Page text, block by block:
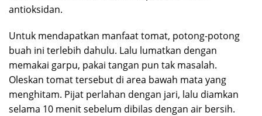
antioksidan.
Untuk mendapatkan manfaat tomat, potong-potong
buah ini terlebih dahulu. Lalu lumatkan dengan
memakai garpu, pakai tangan pun tak masalah.
Oleskan tomat tersebut di area bawah mata yang
menghitam. Pijat perlahan dengan jari, lalu diamkan
selama 10 menit sebelum dibilas dengan air bersih.